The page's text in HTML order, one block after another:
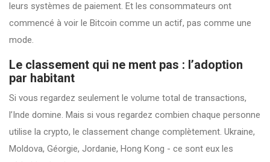
leurs systèmes de paiement. Et les consommateurs ont
commencé à voir le Bitcoin comme un actif, pas comme une
mode.
Le classement qui ne ment pas : l’adoption
par habitant
Si vous regardez seulement le volume total de transactions,
l’Inde domine. Mais si vous regardez combien chaque personne
utilise la crypto, le classement change complètement. Ukraine,
Moldova, Géorgie, Jordanie, Hong Kong - ce sont eux les